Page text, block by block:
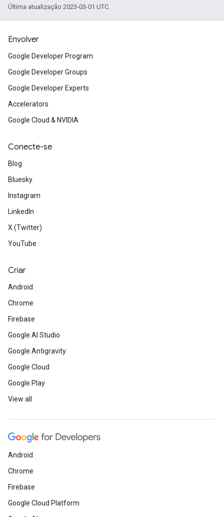
Última atualização 2023-03-01 UTC.
Envolver
Google Developer Program
Google Developer Groups
Google Developer Experts
Accelerators
Google Cloud & NVIDIA
Conecte-se
Blog
Bluesky
Instagram
LinkedIn
X (Twitter)
YouTube
Criar
Android
Chrome
Firebase
Google AI Studio
Google Antigravity
Google Cloud
Google Play
View all
Android
Chrome
Firebase
Google Cloud Platform